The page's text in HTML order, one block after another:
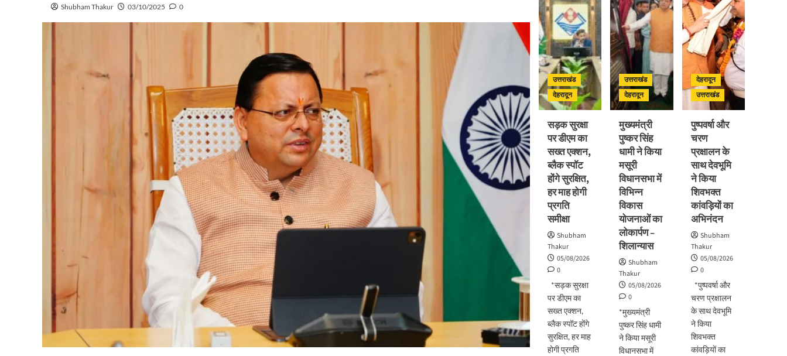
Shubham Thakur 03/10/2025 0
उत्तराखंड
देहरादून
सड़क सुरक्षा
पर डीएम का
सख्त एक्शन,
ब्लैक स्पॉट
होंगे सुरक्षित,
हर माह होगी
प्रगति
समीक्षा
Shubham
Thakur
05/08/2026
0
*सड़क सुरक्षा
पर डीएम का
सख्त एक्शन,
ब्लैक स्पॉट होंगे
सुरक्षित, हर माह
होगी प्रगति
उत्तराखंड
देहरादून
मुख्यमंत्री
पुष्कर सिंह
धामी ने किया
मसूरी
विधानसभा में
विभिन्न
विकास
योजनाओं का
लोकार्पण –
शिलान्यास
Shubham
Thakur
05/08/2026
0
*मुख्यमंत्री
पुष्कर सिंह धामी
ने किया मसूरी
विधानसभा में
देहरादून
उत्तराखंड
पुष्पवर्षा और
चरण
प्रक्षालन के
साथ देवभूमि
ने किया
शिवभक्त
कांवड़ियों का
अभिनंदन
Shubham
Thakur
05/08/2026
0
*पुष्पवर्षा और
चरण प्रक्षालन
के साथ देवभूमि
ने किया
शिवभक्त
कांवड़ियों का